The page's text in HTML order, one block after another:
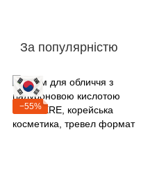
За популярністю
−55%